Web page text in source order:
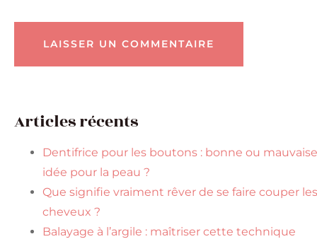
Articles récents
Dentifrice pour les boutons : bonne ou mauvaise
idée pour la peau ?
Que signifie vraiment rêver de se faire couper les
cheveux ?
Balayage à l’argile : maîtriser cette technique